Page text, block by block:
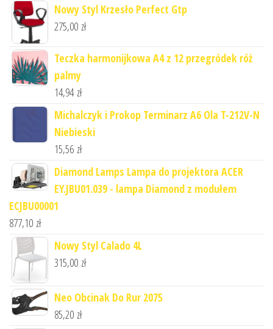
Nowy Styl Krzesło Perfect Gtp
275,00 zł
Teczka harmonijkowa A4 z 12 przegródek róż
palmy
14,94 zł
Michalczyk i Prokop Terminarz A6 Ola T-212V-N
Niebieski
15,56 zł
Diamond Lamps Lampa do projektora ACER
EY.JBU01.039 - lampa Diamond z modułem
ECJBU00001
877,10 zł
Nowy Styl Calado 4L
315,00 zł
Neo Obcinak Do Rur 2075
85,20 zł